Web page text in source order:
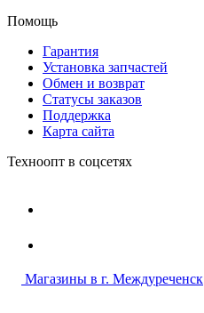
Помощь
Гарантия
Установка запчастей
Обмен и возврат
Статусы заказов
Поддержка
Карта сайта
Техноопт в соцсетях
Магазины в г. Междуреченск